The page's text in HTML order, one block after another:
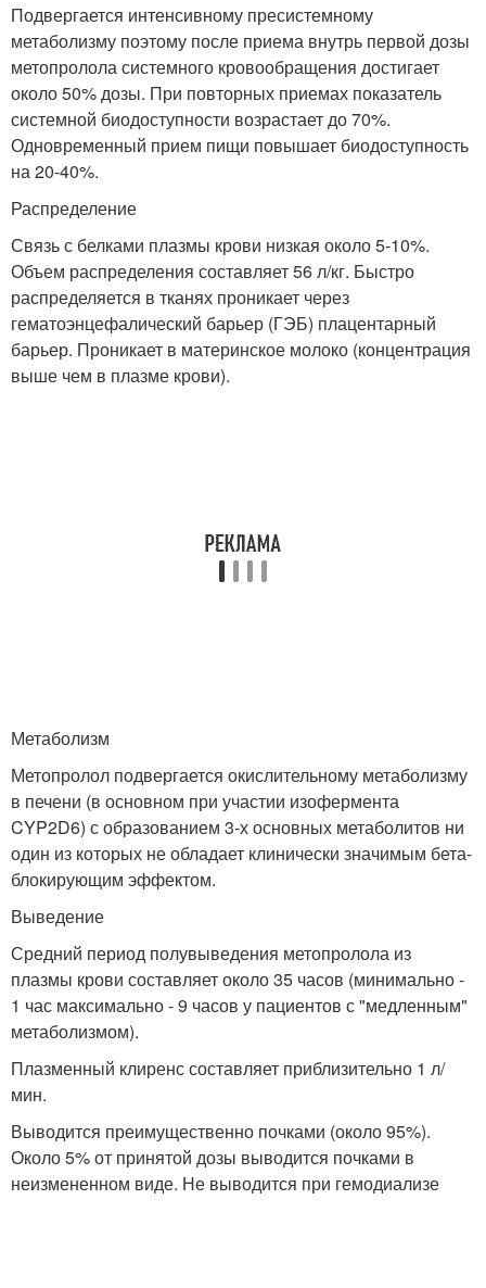
Подвергается интенсивному пресистемному
метаболизму поэтому после приема внутрь первой дозы
метопролола системного кровообращения достигает
около 50% дозы. При повторных приемах показатель
системной биодоступности возрастает до 70%.
Одновременный прием пищи повышает биодоступность
на 20-40%.
Распределение
Связь с белками плазмы крови низкая около 5-10%.
Объем распределения составляет 56 л/кг. Быстро
распределяется в тканях проникает через
гематоэнцефалический барьер (ГЭБ) плацентарный
барьер. Проникает в материнское молоко (концентрация
выше чем в плазме крови).
Метаболизм
Метопролол подвергается окислительному метаболизму
в печени (в основном при участии изофермента
CYP2D6) с образованием 3-х основных метаболитов ни
один из которых не обладает клинически значимым бета-
блокирующим эффектом.
Выведение
Средний период полувыведения метопролола из
плазмы крови составляет около 35 часов (минимально -
1 час максимально - 9 часов у пациентов с "медленным"
метаболизмом).
Плазменный клиренс составляет приблизительно 1 л/
мин.
Выводится преимущественно почками (около 95%).
Около 5% от принятой дозы выводится почками в
неизмененном виде. Не выводится при гемодиализе